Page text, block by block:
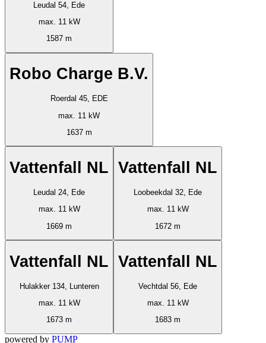
Leudal 54, Ede
max. 11 kW
1587 m
Robo Charge B.V.
Roerdal 45, EDE
max. 11 kW
1637 m
Vattenfall NL
Leudal 24, Ede
max. 11 kW
1669 m
Vattenfall NL
Loobeekdal 32, Ede
max. 11 kW
1672 m
Vattenfall NL
Hulakker 134, Lunteren
max. 11 kW
1673 m
Vattenfall NL
Vechtdal 56, Ede
max. 11 kW
1683 m
powered by PUMP